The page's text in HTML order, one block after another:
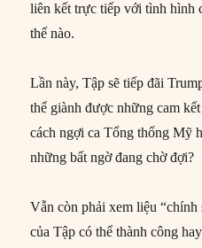
liên kết trực tiếp với tình hình
thế nào.
Lần này, Tập sẽ tiếp đãi
thể giành được những cam
cách ngợi ca Tổng thống Mỹ
những bất ngờ đang chờ đợi?
Vẫn còn phải xem liệu
của Tập có thể thành công